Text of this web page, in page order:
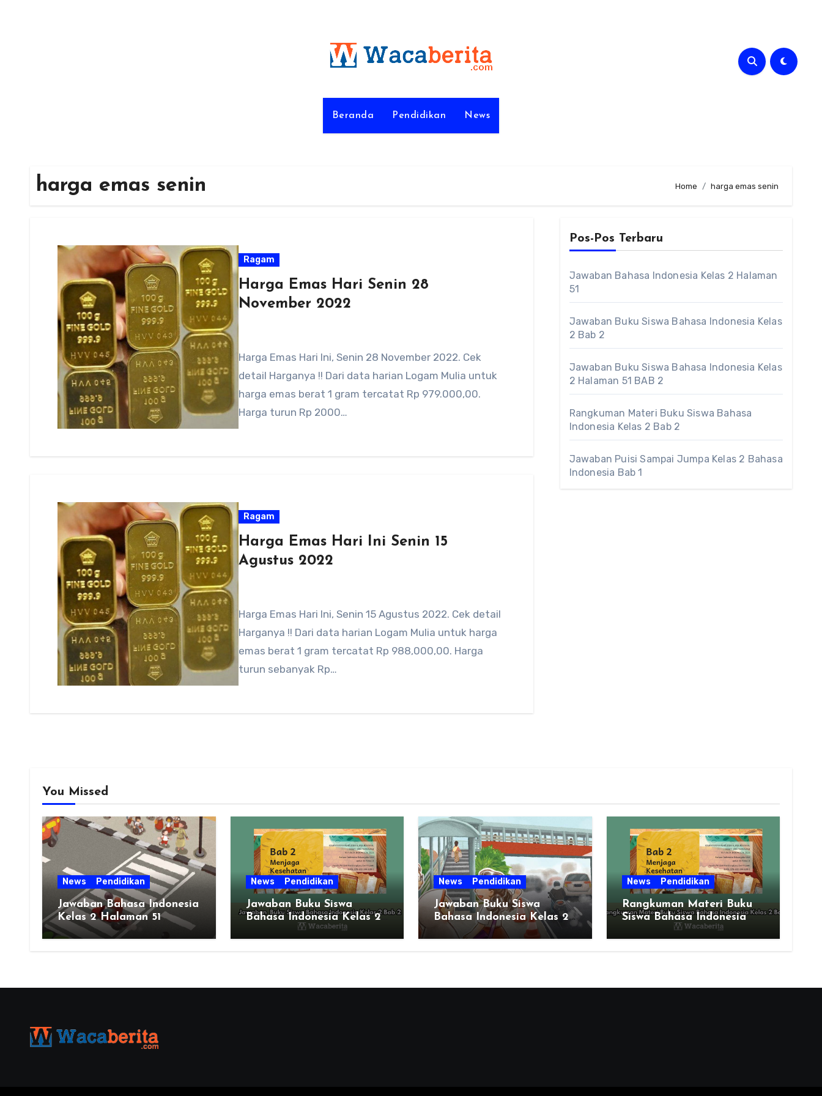
Beranda Pendidikan News
harga emas senin Home harga emas senin
Ragam
Harga Emas Hari Senin 28
November 2022
Harga Emas Hari Ini, Senin 28 November 2022. Cek
detail Harganya !! Dari data harian Logam Mulia untuk
harga emas berat 1 gram tercatat Rp 979.000,00.
Harga turun Rp 2000…
Ragam
Harga Emas Hari Ini Senin 15
Agustus 2022
Harga Emas Hari Ini, Senin 15 Agustus 2022. Cek detail
Harganya !! Dari data harian Logam Mulia untuk harga
emas berat 1 gram tercatat Rp 988,000,00. Harga
turun sebanyak Rp…
Pos-Pos Terbaru
Jawaban Bahasa Indonesia Kelas 2 Halaman
51
Jawaban Buku Siswa Bahasa Indonesia Kelas
2 Bab 2
Jawaban Buku Siswa Bahasa Indonesia Kelas
2 Halaman 51 BAB 2
Rangkuman Materi Buku Siswa Bahasa
Indonesia Kelas 2 Bab 2
Jawaban Puisi Sampai Jumpa Kelas 2 Bahasa
Indonesia Bab 1
You Missed
News Pendidikan
Jawaban Bahasa Indonesia
Kelas 2 Halaman 51
News Pendidikan
Jawaban Buku Siswa
Bahasa Indonesia Kelas 2
News Pendidikan
Jawaban Buku Siswa
Bahasa Indonesia Kelas 2
Halaman 51 BAB 2
News Pendidikan
Rangkuman Materi Buku
Siswa Bahasa Indonesia
Kelas 2 Bab 2